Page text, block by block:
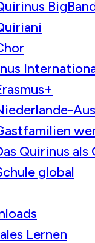
Quirinus als
global
Lernen